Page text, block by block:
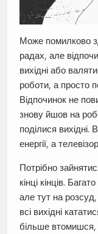
Може помилково
радах, але
вихідні або
роботи, а просто
Відпочинок не
знову йшов на
поділися вихідні.
енергії, а
Потрібно
кінці кінців.
але тут на
всі вихідні
більше втомишся,